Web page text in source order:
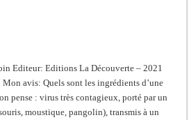
Editeur: Editions La Découverte – 2021
avis: Quels sont les ingrédients d’une
pense : virus très contagieux, porté par un
moustique, pangolin), transmis à un